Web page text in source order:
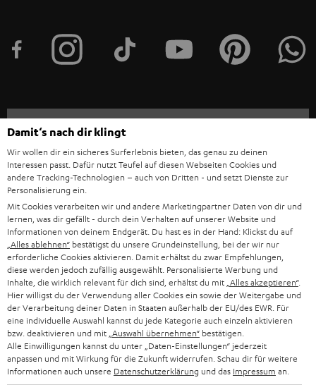
e
n
m
e
l
d
u
n
g
HEIMKINO
HEIMKINO-KOMPLETTANLAGEN
SOUNDBARS
STEREO
SMART HOME
BLUETOOTH-LAUTSPRECHER
KOPFHÖRER
BLUETOOTH-KOPFHÖRER
Unternehmen
SUPPORT
KARRIERE
PRESSE & MARKETING
GESCHÄFTSKUNDEN
PARTNERPROGRAMM
BLOG
Teufel Onlineshops
DEUTSCHLAND
ÖSTERREICH
SCHWEIZ
NIEDERLANDE
BELGIEN
Damit‘s nach dir klingt
Wir wollen dir ein sicheres Surferlebnis bieten, das genau zu deinen
Interessen passt. Dafür nutzt Teufel auf diesen Webseiten Cookies und
andere Tracking-Technologien – auch von Dritten - und setzt Dienste zur
Personalisierung ein.
Mit Cookies verarbeiten wir und andere Marketingpartner Daten von dir und
lernen, was dir gefällt - durch dein Verhalten auf unserer Website und
Informationen von deinem Endgerät. Du hast es in der Hand: Klickst du auf
„Alles ablehnen“ bestätigst du unsere Grundeinstellung, bei der wir nur
erforderliche Cookies aktivieren. Damit erhältst du zwar Empfehlungen,
diese werden jedoch zufällig ausgewählt. Personalisierte Werbung und
Inhalte, die wirklich relevant für dich sind, erhältst du mit „Alles akzeptieren“.
Hier willigst du der Verwendung aller Cookies ein sowie der Weitergabe und
der Verarbeitung deiner Daten in Staaten außerhalb der EU/des EWR. Für
eine individuelle Auswahl kannst du jede Kategorie auch einzeln aktivieren
bzw. deaktivieren und mit „Auswahl übernehmen“ bestätigen.
Alle Einwilligungen kannst du unter „Daten-Einstellungen“ jederzeit
anpassen und mit Wirkung für die Zukunft widerrufen. Schau dir für weitere
Informationen auch unsere Datenschutzerklärung und das Impressum an.